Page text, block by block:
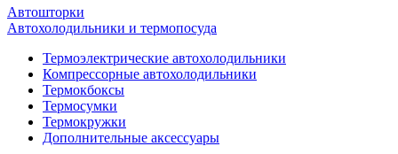
Автошторки
Автохолодильники и термопосуда
Термоэлектрические автохолодильники
Компрессорные автохолодильники
Термокбоксы
Термосумки
Термокружки
Дополнительные аксессуары